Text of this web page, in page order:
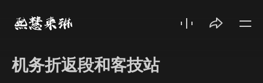
机务折返段和客技站